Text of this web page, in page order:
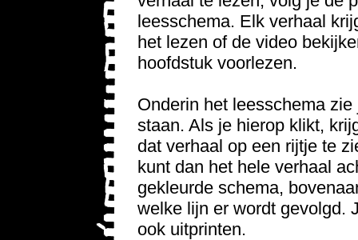
leesschema. Elk verhaal
het lezen of de video
hoofdstuk voorlezen.
Onderin het leesschema
staan. Als je hierop klikt,
dat verhaal op een rijtje te
kunt dan het hele verhaal
gekleurde schema,
welke lijn er wordt gevolgd.
ook uitprinten.